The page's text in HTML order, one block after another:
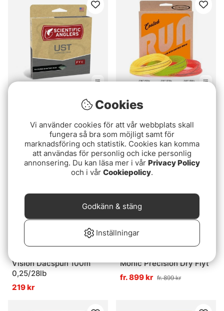
5.0 utav 5 stjärnor
899 kr
Betyg:
Line
649 kr
Vision Dacspun 100m
0,25/28lb
219 kr
Monic Precision Dry Flyt
fr. 899 kr fr. 899 kr
Cookies
Vi använder cookies för att vår webbplats skall
fungera så bra som möjligt samt för
marknadsföring och statistik. Cookies kan komma
att användas för personlig och icke personlig
annonsering. Du kan läsa mer i vår Privacy Policy
och i vår Cookiepolicy.
Inställningar
Godkänn & stäng